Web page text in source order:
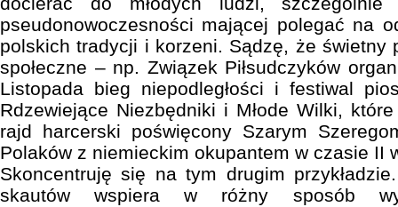
pseudonowoczesności mającej polegać na
polskich tradycji i korzeni. Sądzę, że świetny
społeczne – np. Związek Piłsudczyków
Listopada bieg niepodległości i festiwal
Rdzewiejące Niezbędniki i Młode Wilki,
rajd harcerski poświęcony Szarym
Polaków z niemieckim okupantem w czasie II
Skoncentruję się na tym drugim
skautów wspiera w różny sposób